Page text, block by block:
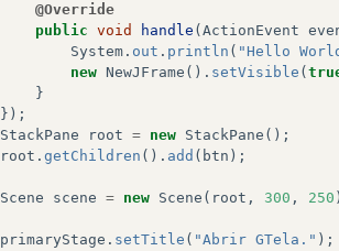
@Override
public void handle ( ActionEvent
System . out . println ( "Hello
new NewJFrame (). setVisible (
}
});
StackPane
root = new StackPane ();
root . getChildren (). add ( btn );
Scene scene = new Scene ( root , 300 , 250
primaryStage . setTitle ( "Abrir GTela." );